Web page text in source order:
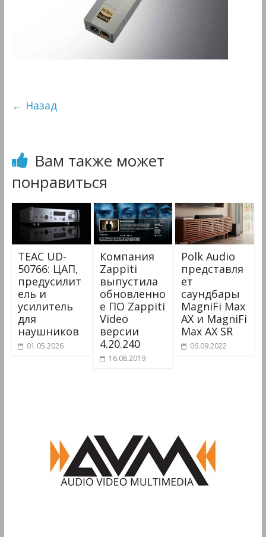
← Назад
Вам также может
понравиться
TEAC UD-
50766: ЦАП,
предусилит
ель и
усилитель
для
наушников
01.05.2026
Компания
Zappiti
выпустила
обновленно
е ПО Zappiti
Video
версии
4.20.240
16.08.2019
Polk Audio
представля
ет
саундбары
MagniFi Max
AX и MagniFi
Max AX SR
06.09.2022